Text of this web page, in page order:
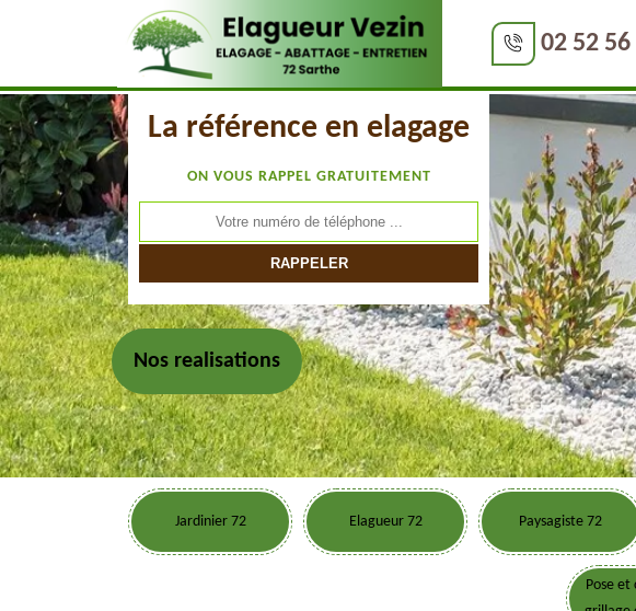
02 52 56
La référence en elagage
ON VOUS RAPPEL GRATUITEMENT
Nos realisations
Jardinier 72 Elagueur 72 Paysagiste 72
Pose